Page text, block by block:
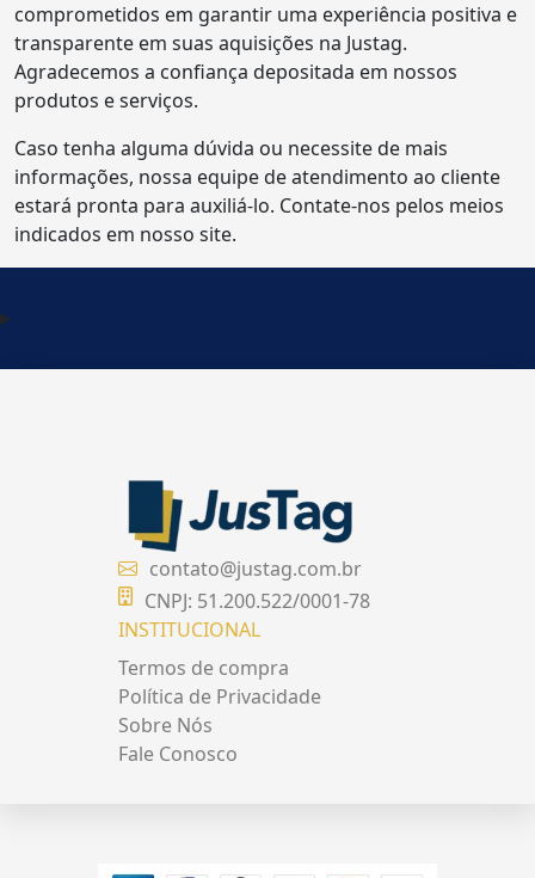
comprometidos em garantir uma experiência positiva e
transparente em suas aquisições na Justag.
Agradecemos a confiança depositada em nossos
produtos e serviços.
Caso tenha alguma dúvida ou necessite de mais
informações, nossa equipe de atendimento ao cliente
estará pronta para auxiliá-lo. Contate-nos pelos meios
indicados em nosso site.
contato@justag.com.br
CNPJ: 51.200.522/0001-78
INSTITUCIONAL
Termos de compra
Política de Privacidade
Sobre Nós
Fale Conosco